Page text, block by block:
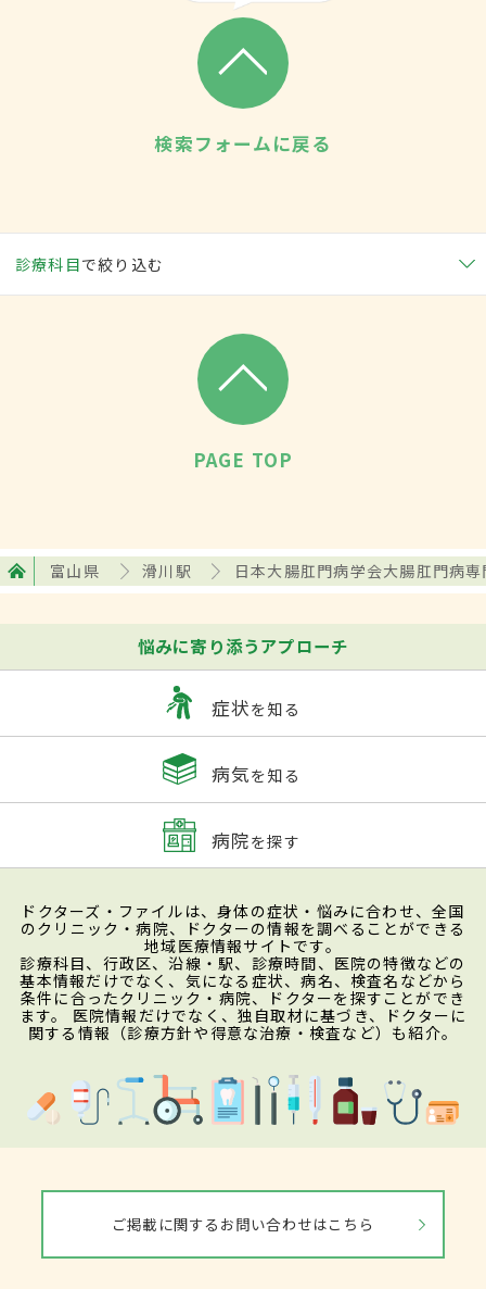
検索フォームに戻る
診療科目で絞り込む
PAGE TOP
富山県 滑川駅 日本大腸肛門病学会大腸肛門病
悩みに寄り添うアプローチ
症状を知る
病気を知る
病院を探す
ドクターズ・ファイルは、身体の症状・悩みに合わせ、全国
のクリニック・病院、ドクターの情報を調べることができる
地域医療情報サイトです。
診療科目、行政区、沿線・駅、診療時間、医院の特徴などの
基本情報だけでなく、気になる症状、病名、検査名などから
条件に合ったクリニック・病院、ドクターを探すことができ
ます。 医院情報だけでなく、独自取材に基づき、ドクターに
関する情報（診療方針や得意な治療・検査など）も紹介。
ご掲載に関するお問い合わせはこちら